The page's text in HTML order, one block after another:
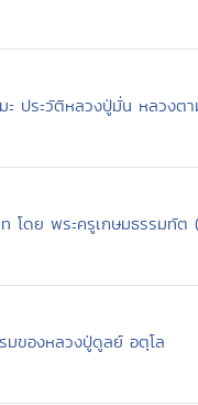
ะ ประวัติหลวงปู่มั่น หลวง
ท โดย พระครูเกษมธรรมทั
มของหลวงปู่ดูลย์ อตุโล